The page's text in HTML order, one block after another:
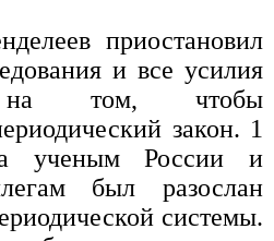
приостановил
и все усилия
на том, чтобы
закон. 1
ученым России и
был разослан
системы.